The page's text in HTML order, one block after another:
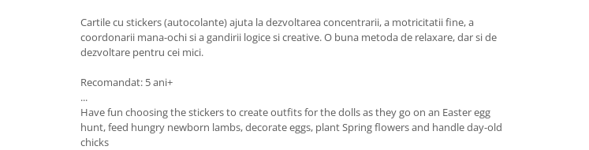
Cartile cu stickers (autocolante) ajuta la dezvoltarea concentrarii, a motricitatii fine, a
coordonarii mana-ochi si a gandirii logice si creative. O buna metoda de relaxare, dar si de
dezvoltare pentru cei mici.
Recomandat: 5 ani+
...
Have fun choosing the stickers to create outfits for the dolls as they go on an Easter egg
hunt, feed hungry newborn lambs, decorate eggs, plant Spring flowers and handle day-old
chicks